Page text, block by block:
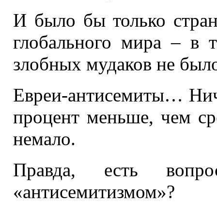
И было бы только
глобального мира – в
злобных мудаков не
Евреи-антисемиты…
процент меньше, чем
немало.
Правда, есть
«антисемитизмом»?